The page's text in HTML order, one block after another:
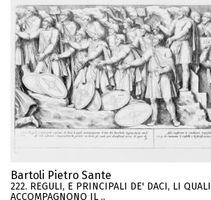
Bartoli Pietro Sante
222. REGULI, E PRINCIPALI DE' DACI, LI QUALI
ACCOMPAGNONO IL ..